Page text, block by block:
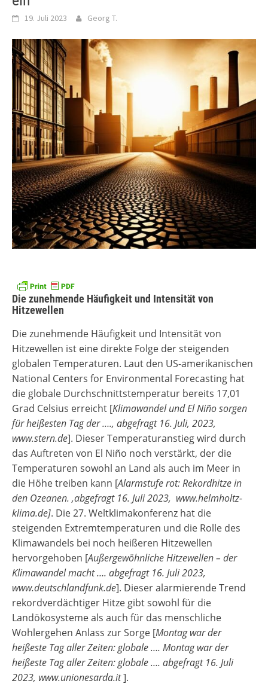
19. Juli 2023 Georg T.
Die zunehmende Häufigkeit und Intensität von
Hitzewellen
Die zunehmende Häufigkeit und Intensität von
Hitzewellen ist eine direkte Folge der steigenden
globalen Temperaturen. Laut den US-amerikanischen
National Centers for Environmental Forecasting hat
die globale Durchschnittstemperatur bereits 17,01
Grad Celsius erreicht [Klimawandel und El Niño sorgen
für heißesten Tag der …., abgefragt 16. Juli, 2023,
www.stern.de]. Dieser Temperaturanstieg wird durch
das Auftreten von El Niño noch verstärkt, der die
Temperaturen sowohl an Land als auch im Meer in
die Höhe treiben kann [Alarmstufe rot: Rekordhitze in
den Ozeanen. ,abgefragt 16. Juli 2023, www.helmholtz-
klima.de]. Die 27. Weltklimakonferenz hat die
steigenden Extremtemperaturen und die Rolle des
Klimawandels bei noch heißeren Hitzewellen
hervorgehoben [Außergewöhnliche Hitzewellen – der
Klimawandel macht …. abgefragt 16. Juli 2023,
www.deutschlandfunk.de]. Dieser alarmierende Trend
rekordverdächtiger Hitze gibt sowohl für die
Landökosysteme als auch für das menschliche
Wohlergehen Anlass zur Sorge [Montag war der
heißeste Tag aller Zeiten: globale …. Montag war der
heißeste Tag aller Zeiten: globale …. abgefragt 16. Juli
2023, www.unionesarda.it].